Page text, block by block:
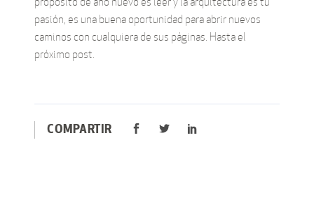
pasión, es una buena oportunidad para abrir nuevos
caminos con cualquiera de sus páginas. Hasta el
próximo post.
COMPARTIR